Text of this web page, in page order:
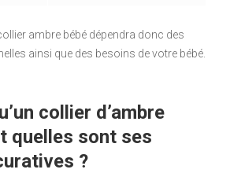
ambre bébé dépendra donc des
ainsi que des besoins de votre bébé.
collier d’ambre
quelles sont ses
?